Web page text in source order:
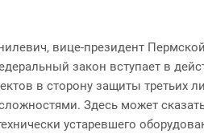
вице-президент
закон вступает в
в сторону защиты третьих
Здесь может
устаревшего